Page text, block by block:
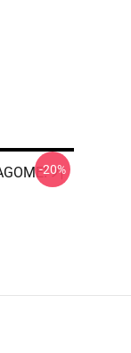
가
-20%